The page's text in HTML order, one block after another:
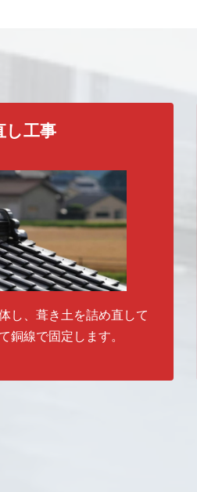
補修工事の種類
し工事
し、葺き土を詰め直して
銅線で固定します。